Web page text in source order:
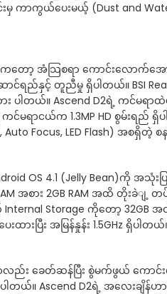
ကာကွယ်ပေးမယ့် (Dust and
ကတော့ အံသြစရာ ကောင်းလောက်
ရည်နှင့် တူညီမှု ရှိပါတယ်။ BSI
ါတယ်။ Ascend D2ရဲ့ ကင်မရာထဲ
င်မရာငယ်က 1.3MP HD စွမ်းရ
Auto Focus, LED Flash) အစရှိတဲ့
OS 4.1 (Jelly Bean)ကို အသုံးပ
RAM အစား 2GB RAM အထိ တို
Storage ကိုတော့ 32GB
းပြီး အမြန်နှုန်း 1.5GHz ရှိပါတ
ာမှာလည်း ခေတ်ဆန်ပြီး စွဲမက်ဖွယ်
တယ်။ Ascend D2ရဲ့ အလေးချိ